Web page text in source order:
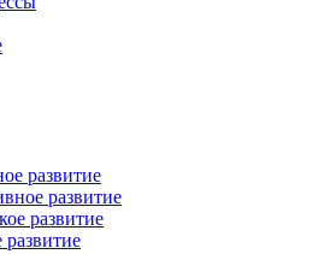
развитие
развитие
развитие